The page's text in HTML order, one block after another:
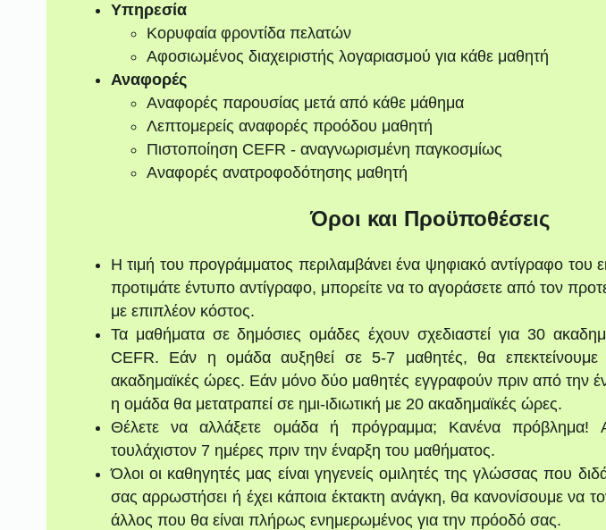
Υπηρεσία
Κορυφαία φροντίδα πελατών
Αφοσιωμένος διαχειριστής λογαριασμού για κάθε μαθητή
Αναφορές
Αναφορές παρουσίας μετά από κάθε μάθημα
Λεπτομερείς αναφορές προόδου μαθητή
Πιστοποίηση CEFR - αναγνωρισμένη παγκοσμίως
Αναφορές ανατροφοδότησης μαθητή
Όροι και Προϋποθέσεις
Η τιμή του προγράμματος περιλαμβάνει ένα ψηφιακό αντίγραφο του
προτιμάτε έντυπο αντίγραφο, μπορείτε να το αγοράσετε από τον
με επιπλέον κόστος.
Τα μαθήματα σε δημόσιες ομάδες έχουν σχεδιαστεί για 30
CEFR. Εάν η ομάδα αυξηθεί σε 5-7 μαθητές, θα
ακαδημαϊκές ώρες. Εάν μόνο δύο μαθητές εγγραφούν πριν από την
η ομάδα θα μετατραπεί σε ημι-ιδιωτική με 20 ακαδημαϊκές ώρες.
Θέλετε να αλλάξετε ομάδα ή πρόγραμμα; Κανένα πρόβλημα!
τουλάχιστον 7 ημέρες πριν την έναρξη του μαθήματος.
Όλοι οι καθηγητές μας είναι γηγενείς ομιλητές της γλώσσας που
σας αρρωστήσει ή έχει κάποια έκτακτη ανάγκη, θα κανονίσουμε να
άλλος που θα είναι πλήρως ενημερωμένος για την πρόοδό σας.